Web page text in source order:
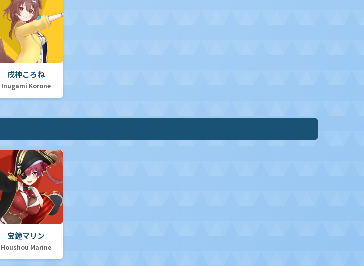
戌神ころね
Inugami Korone
宝鐘マリン
Houshou Marine